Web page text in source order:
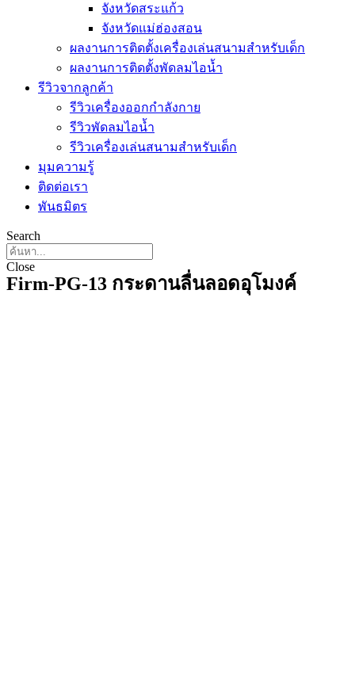
จังหวัดสระแก้ว
จังหวัดแม่ฮ่องสอน
ผลงานการติดตั้งเครื่องเล่นสนามสำหรับเด็ก
ผลงานการติดตั้งพัดลมไอน้ำ
รีวิวจากลูกค้า
รีวิวเครื่องออกกำลังกาย
รีวิวพัดลมไอน้ำ
รีวิวเครื่องเล่นสนามสำหรับเด็ก
มุมความรู้
ติดต่อเรา
พันธมิตร
Search
Close
Firm-PG-13 กระดานลื่นลอดอุโมงค์